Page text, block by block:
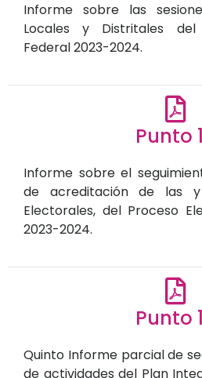
Informe sobre las
Locales y Distritales del
Federal 2023-2024.
Punto
Informe sobre el
de acreditación de las y
Electorales, del Proceso
2023-2024.
Punto
Quinto Informe parcial de
de actividades del Plan